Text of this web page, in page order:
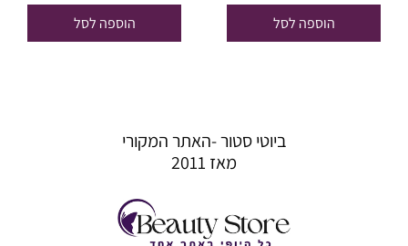
היה:
₪165.00.
הוספה לסל
היה:
₪78.00.
הוא:
הוספה לסל
ביוטי סטור -האתר המקורי
מאז 2011